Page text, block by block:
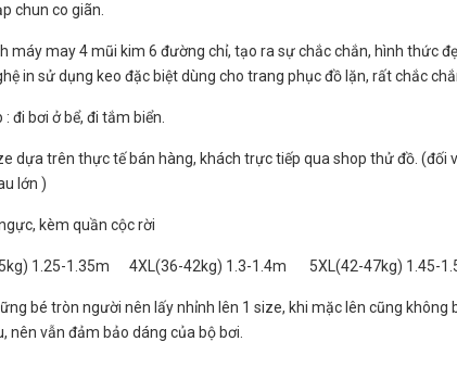
chun co giãn.
máy may 4 mũi kim 6 đường chỉ, tạo ra sự chắc chắn, hình thức
in sử dụng keo đặc biệt dùng cho trang phục đồ lặn, rất chắc
: đi bơi ở bể, đi tắm biển.
dựa trên thực tế bán hàng, khách trực tiếp qua shop thử đồ. (đối
lớn )
kèm quần cộc rời
1.25-1.35m 4XL(36-42kg) 1.3-1.4m 5XL(42-47kg) 1.45-
bé tròn người nên lấy nhỉnh lên 1 size, khi mặc lên cũng không
nên vẫn đảm bảo dáng của bộ bơi.